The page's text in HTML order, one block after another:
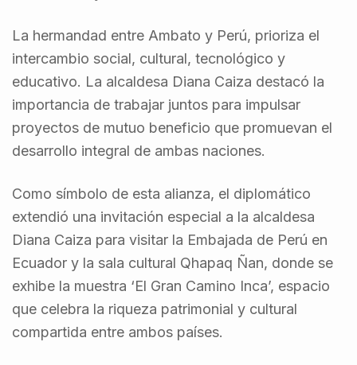
La hermandad entre Ambato y Perú, prioriza el
intercambio social, cultural, tecnológico y
educativo. La alcaldesa Diana Caiza destacó la
importancia de trabajar juntos para impulsar
proyectos de mutuo beneficio que promuevan el
desarrollo integral de ambas naciones.
Como símbolo de esta alianza, el diplomático
extendió una invitación especial a la alcaldesa
Diana Caiza para visitar la Embajada de Perú en
Ecuador y la sala cultural Qhapaq Ñan, donde se
exhibe la muestra ‘El Gran Camino Inca’, espacio
que celebra la riqueza patrimonial y cultural
compartida entre ambos países.